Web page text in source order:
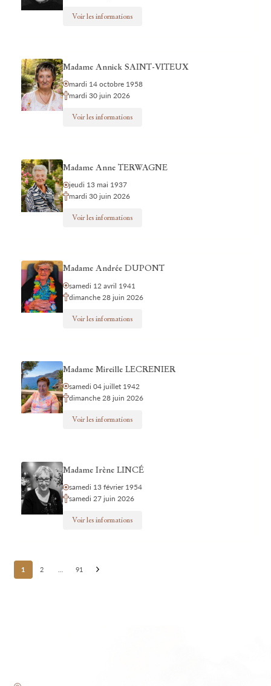
Voir les informations
Madame Annick SAINT-VITEUX
mardi 14 octobre 1958
mardi 30 juin 2026
Voir les informations
Madame Anne TERWAGNE
jeudi 13 mai 1937
mardi 30 juin 2026
Voir les informations
Madame Andrée DUPONT
samedi 12 avril 1941
dimanche 28 juin 2026
Voir les informations
Madame Mireille LECRENIER
samedi 04 juillet 1942
dimanche 28 juin 2026
Voir les informations
Madame Irène LINCÉ
samedi 13 février 1954
samedi 27 juin 2026
Voir les informations
Posts
pagination
1 2 91